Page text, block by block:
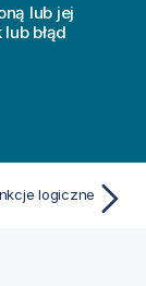
lub jej
błąd
logiczne